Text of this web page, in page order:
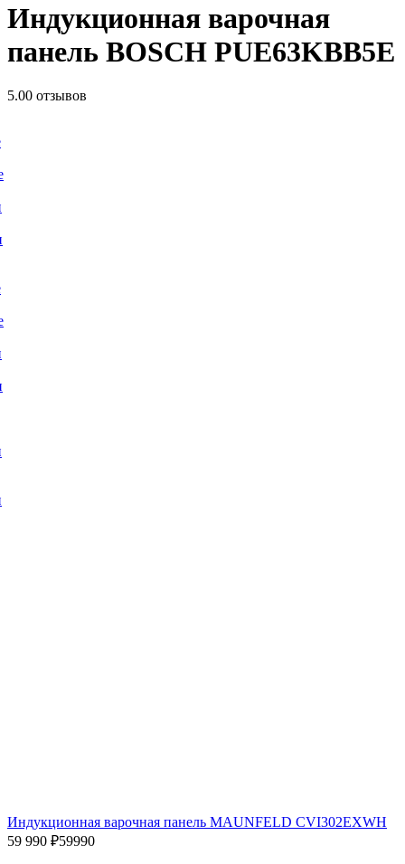
Индукционная варочная
панель BOSCH PUE63KBB5E
5.00 отзывов
Индукционная варочная панель MAUNFELD CVI302EXWH
59 990 ₽59990